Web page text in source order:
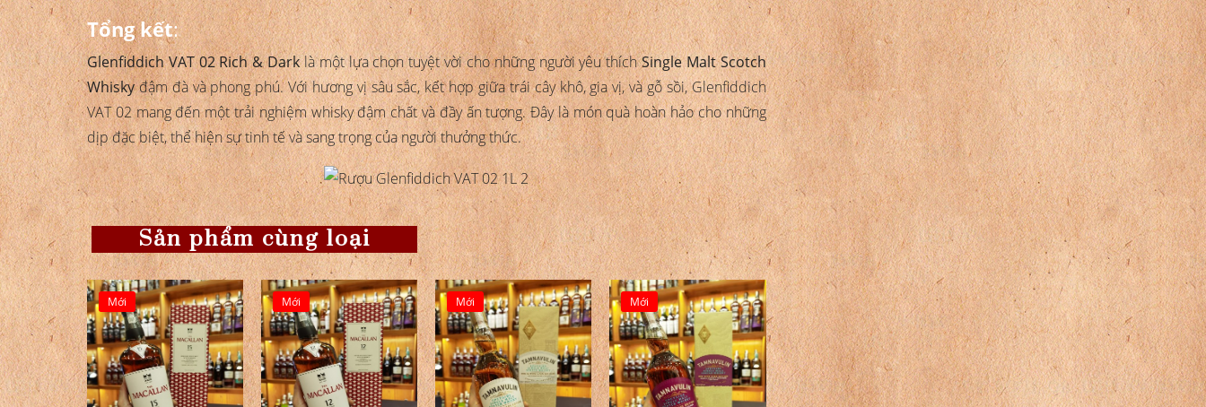
Tổng kết:
Glenfiddich VAT 02 Rich & Darklà một lựa chọn tuyệt vời cho những người yêu thíchSingle Malt Scotch
Whiskyđậm đà và phong phú. Với hương vị sâu sắc, kết hợp giữa trái cây khô, gia vị, và gỗ sồi, Glenfiddich
VAT 02 mang đến một trải nghiệm whisky đậm chất và đầy ấn tượng. Đây là món quà hoàn hảo cho những
dịp đặc biệt, thể hiện sự tinh tế và sang trọng của người thưởng thức.
Sản phẩm cùng loại
Mới Mới Mới Mới